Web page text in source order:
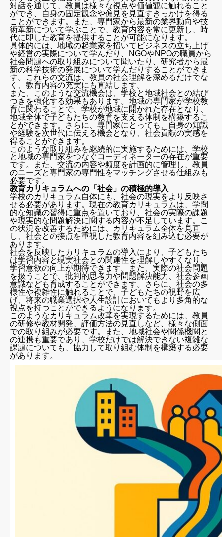
対話を通じて、教員は様々な視点や価値観に触れること
ができ、自身の固定観念や偏見を見直すきっかけを得る
ことができます。また、専門家から最新の業界動向や技
術革新について学ぶことで、教育内容を常に更新し、時
代に即した教育を提供することが可能になります。
具体的には、地域の起業家を招いてビジネスの立ち上げ
や経営の実際について学んだり、NGOやNPOの職員から
社会問題への取り組みについて聞いたり、研究者から最
新の科学技術の発展について学んだりすることができま
す。これらの交流は、教員の社会理解を深めるだけでな
く、教育内容の充実にも直結します。
また、このような交流機会は、学校と地域社会との結び
つきを強化する効果もあります。地域の専門家が学校教
育に関わることで、学校が地域に開かれた存在となり、
地域全体で子どもたちの教育を支える体制を構築するこ
とができます。さらに、専門家にとっても、自身の知識
や経験を次世代に伝える機会となり、社会貢献の実感を
得ることができます。
このような取り組みを継続的に実施するためには、学校
と地域の専門家をつなぐコーディネーターの存在が重要
です。また、交流の内容や頻度を計画的に管理し、教員
のニーズと専門家の専門性をマッチングさせる仕組みも
必要です。
教育カリキュラムへの「社会」の積極的導入
学校のカリキュラム自体にも、社会の現実をより反映さ
せる必要があります。現在の教育カリキュラムは、学問
的な知識の習得に重点を置いており、社会の実際の課題
や現実的な問題解決に関する内容が不足しています。こ
の状況を改善するためには、カリキュラム全体を見直
し、社会との接点を重視した教育内容を組み込む必要が
あります。
社会を反映したカリキュラムの導入により、子どもたち
は学習内容と現実社会との関連性を理解しやすくなり、
学習意欲の向上が期待できます。また、実際の社会問題
を扱うことで、批判的思考力や問題解決能力、社会参画
意識なども育成することができます。さらに、社会の多
様性や複雑性に触れることで、子どもたちの視野を広
げ、将来の職業選択や人生設計においてもより多角的な
視点を持つことができるようになります。
このようなカリキュラム改革を実現するためには、教員
の研修や教材開発、評価方法の見直しなど、様々な側面
での取り組みが必要です。また、地域社会や関係機関と
の連携も重要であり、学校だけでは解決できない複雑な
課題についても、協力して取り組む体制を構築する必要
があります。